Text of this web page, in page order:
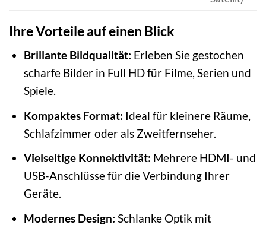
Ihre Vorteile auf einen Blick
Brillante Bildqualität: Erleben Sie gestochen
scharfe Bilder in Full HD für Filme, Serien und
Spiele.
Kompaktes Format: Ideal für kleinere Räume,
Schlafzimmer oder als Zweitfernseher.
Vielseitige Konnektivität: Mehrere HDMI- und
USB-Anschlüsse für die Verbindung Ihrer
Geräte.
Modernes Design: Schlanke Optik mit